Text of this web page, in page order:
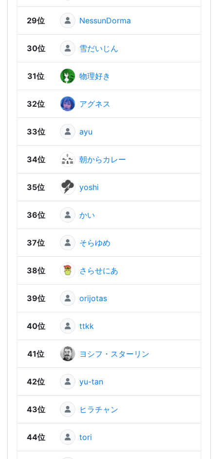
29位 NessunDorma
30位 雪だいじん
31位 物理好き
32位 アグネス
33位 ayu
34位 朝からカレー
35位 yoshi
36位 かい
37位 そらゆめ
38位 さらせにあ
39位 orijotas
40位 ttkk
41位 ヨシフ・スターリン
42位 yu-tan
43位 ヒラチャン
44位 tori